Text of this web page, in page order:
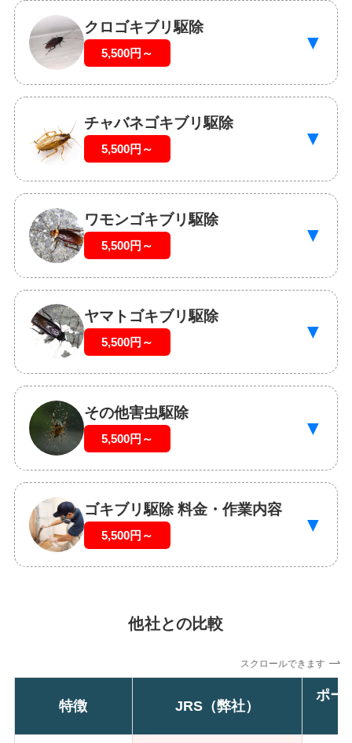
クロゴキブリ駆除
5,500円～ ▼
チャバネゴキブリ駆除
5,500円～ ▼
ワモンゴキブリ駆除
5,500円～ ▼
ヤマトゴキブリ駆除
5,500円～ ▼
その他害虫駆除
5,500円～ ▼
ゴキブリ駆除 料金・作業内容
5,500円～ ▼
他社との比較
スクロールできます
特徴 JRS（弊社）
ポー